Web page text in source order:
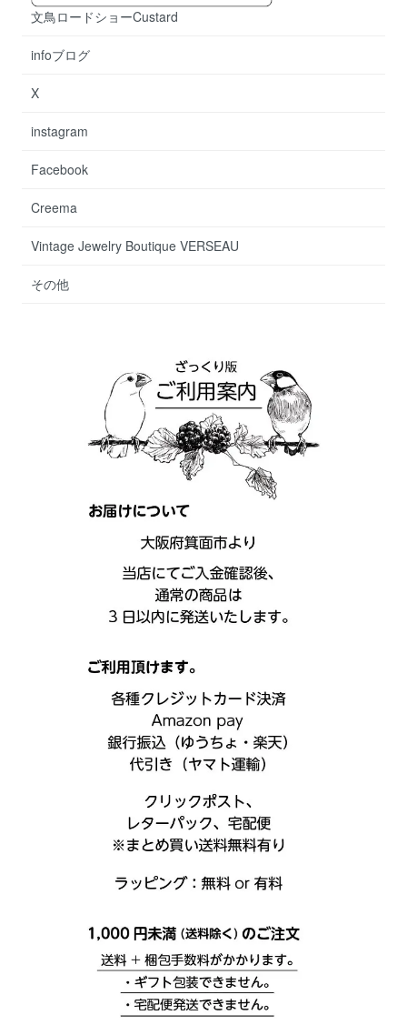
文鳥ロードショーCustard
infoブログ
X
instagram
Facebook
Creema
Vintage Jewelry Boutique VERSEAU
その他